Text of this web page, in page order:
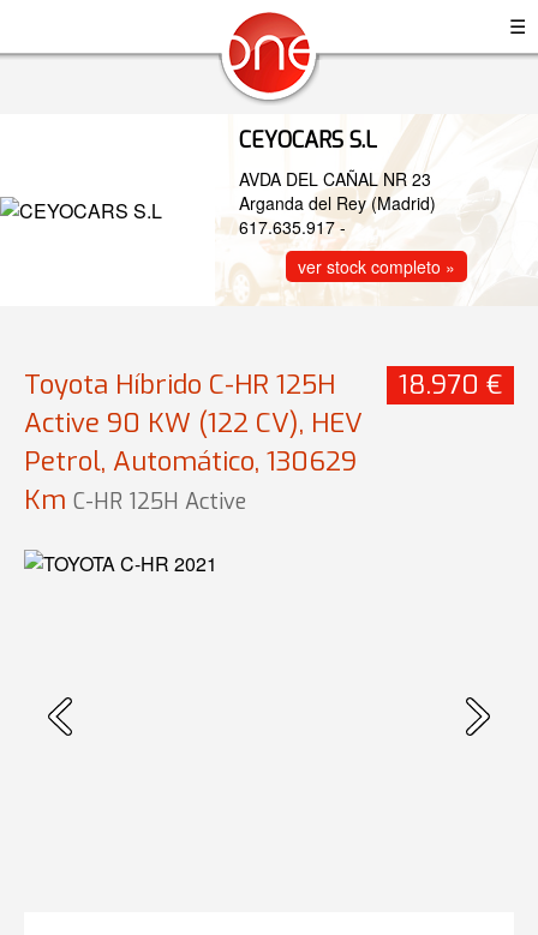
☰
CEYOCARS S.L
AVDA DEL CAÑAL NR 23
Arganda del Rey (Madrid)
617.635.917 -
ver stock completo »
Toyota Híbrido C-HR 125H
Active 90 KW (122 CV), HEV
Petrol, Automático, 130629
Km C-HR 125H Active
18.970 €